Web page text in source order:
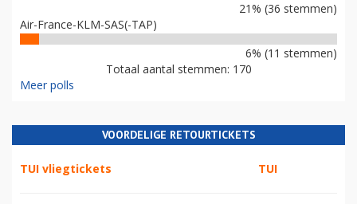
21% (36 stemmen)
Air-France-KLM-SAS(-TAP)
6% (11 stemmen)
Totaal aantal stemmen: 170
Meer polls
VOORDELIGE RETOURTICKETS
TUI vliegtickets TUI